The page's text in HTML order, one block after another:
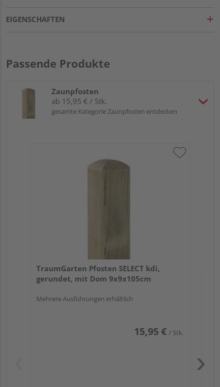
EIGENSCHAFTEN
Passende Produkte
Zaunpfosten
ab 15,95 € / Stk.
gesamte Kategorie Zaunpfosten entdecken
TraumGarten Pfosten SELECT kdi,
gerundet, mit Dom 9x9x105cm
Mehrere Ausführungen erhältlich
15,95 € / Stk.